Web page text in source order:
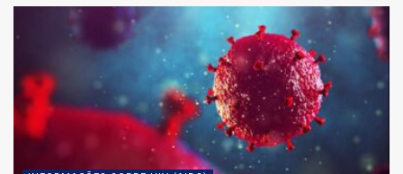
05/03/2025, conforme divulgado pela Caixa Loterias.
Com 20 acertos, acumulou.
19 acertos: 6 apostas levam R$ 34.917,00 cada.
18 acertos: 60 apostas levam R$ 2.182,00 cada.
Confira o resultado da Lotomania 2742
Para esse jogo, não houveram ganhadores de 20 acertos
Também não houveram acertadores de 19 dezenas